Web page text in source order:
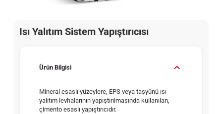
Isı Yalıtım Sistem Yapıştırıcısı
Ürün Bilgisi
Mineral esaslı yüzeylere, EPS veya taşyünü ısı
yalıtım levhalarının yapıştırılmasında kullanılan,
çimento esaslı yapıştırıcıdır.